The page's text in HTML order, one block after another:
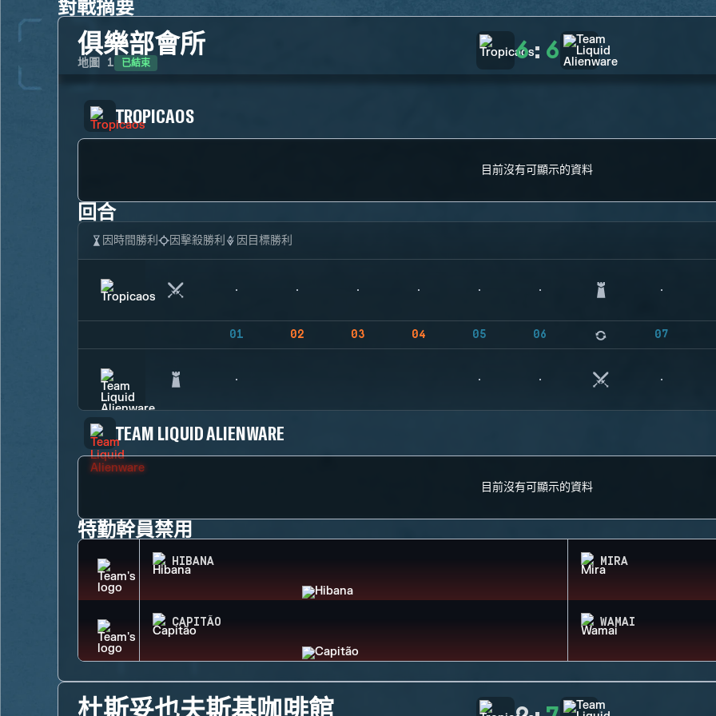
對戰摘要
俱樂部會所
地圖 1 已結束 6: 6
TROPICAOS
目前沒有可顯示的資料
回合
因時間勝利 因擊殺勝利 因目標勝利
01 02 03 04 05 06 07
TEAM LIQUID ALIENWARE
目前沒有可顯示的資料
特勤幹員禁用
HIBANA MIRA
CAPITÃO WAMAI
杜斯妥也夫斯基咖啡館